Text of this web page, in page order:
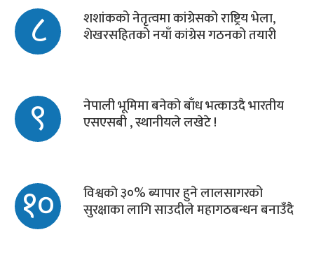
८ शशांकको नेतृत्वमा कांग्रेसको राष्ट्रिय भेला,
शेखरसहितको नयाँ कांग्रेस गठनको तयारी
९ नेपाली भूमिमा बनेको बाँध भत्काउदै भारतीय
एसएसबी , स्थानीयले लखेटे !
१० विश्वकाे ३०% ब्यापार हुने लालसागरको
सुरक्षाका लागि साउदीले महागठबन्धन बनाउँदै